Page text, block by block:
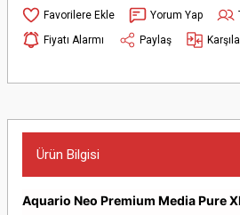
Yorum Yap
Fiyatı Alarmı
Paylaş
Ürün Bilgisi
Aquario Neo Premium Media Pure